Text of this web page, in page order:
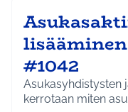
#1042
Asukasyhdistysten
kerrotaan miten